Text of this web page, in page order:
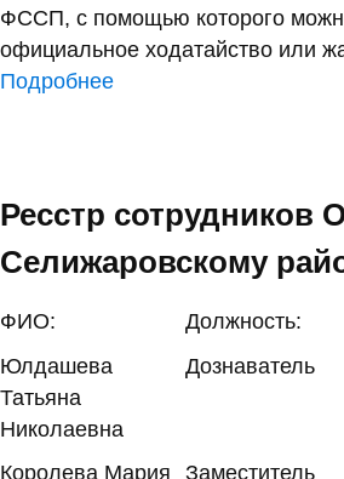
ФССП, с помощью которого
официальное ходатайство или
Подробнее
Ресстр сотрудников
Селижаровскому
ФИО: Должность:
Юлдашева
Татьяна
Николаевна
Дознаватель
Королева Мария
Заместитель